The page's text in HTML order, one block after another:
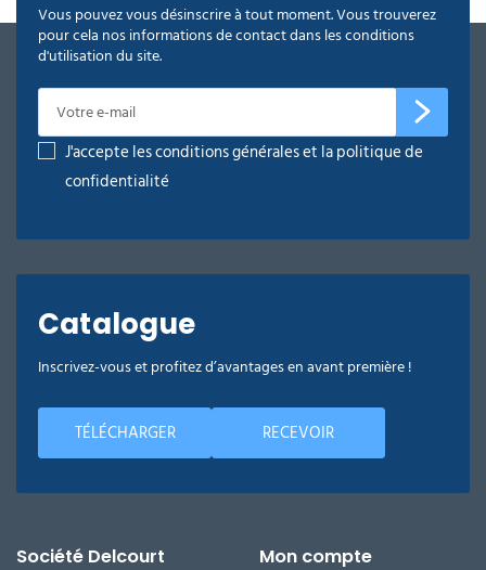
Vous pouvez vous désinscrire à tout moment. Vous trouverez
pour cela nos informations de contact dans les conditions
d'utilisation du site.
J'accepte les conditions générales et la politique de
confidentialité
Catalogue
Inscrivez-vous et profitez d’avantages en avant première !
TÉLÉCHARGER RECEVOIR
Société Delcourt
Mon compte